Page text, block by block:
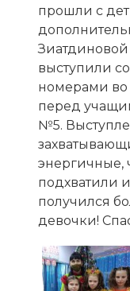
прошли с
выступили
номерами во
перед
№5.
энергичные,
подхватили
получился
девочки!